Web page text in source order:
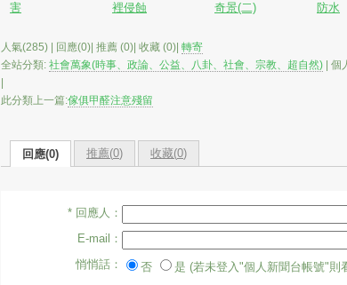
害
裡侵蝕
奇景(二)
防水
人氣(285) | 回應(0)| 推薦 (0)| 收藏 (0)| 轉寄
全站分類: 社會萬象(時事、政論、公益、八卦、社會、宗教、超自然) | 個
此分類上一篇:傢俱甲醛注意殘留
回應(0) 推薦(0) 收藏(0)
* 回應人：
E-mail：
悄悄話：
否 是 (若未登入"個人新聞台帳號"則